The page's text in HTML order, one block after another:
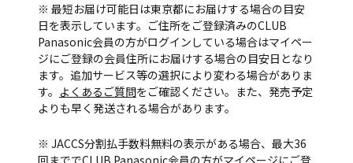
※ 最短お届け可能日は東京都にお届けする場合の目安
日を表示しています。ご住所をご登録済みのCLUB
Panasonic会員の方がログインしている場合はマイペー
ジにご登録の会員住所にお届けする場合の目安日となり
ます。追加サービス等の選択により変わる場合がありま
す。 よくあるご質問をご確認ください。また、発売予定
よりも早く発送される場合があります。
※ JACCS分割払手数料無料の表示がある場合、最大36
回まででCLUB Panasonic会員の方がマイページにご登